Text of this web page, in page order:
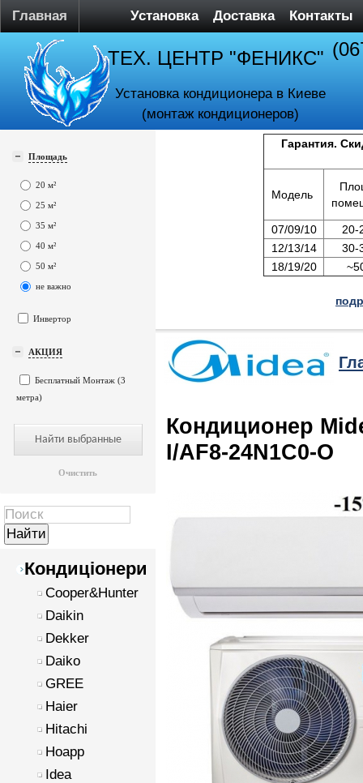
Главная Установка Доставка Контакты
ТЕХ. ЦЕНТР "ФЕНИКС"
Установка кондиционера в Киеве
(монтаж кондиционеров)
Площадь
20 м²
25 м²
35 м²
40 м²
50 м²
не важно
Инвертор
АКЦИЯ
Бесплатный Монтаж (3
метра)
Очистить
Кондиціонери
Cooper&Hunter
Daikin
Dekker
Daiko
GREE
Haier
Hitachi
Hoapp
Idea
Гарантия.
Модель
07/09/10
20-
12/13/14
30-
18/19/20
Кондиционер
I/AF8-24N1C0-O